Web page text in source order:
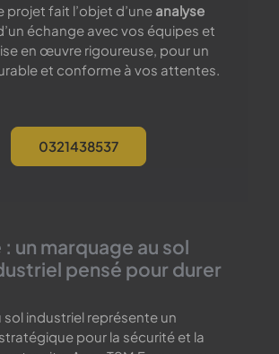
projet fait l’objet d’une analyse
échange avec vos équipes et
en œuvre rigoureuse, pour un
et conforme à vos attentes.
0321438537
: un marquage au sol
pensé pour durer
sol industriel représente un
pour la sécurité et la